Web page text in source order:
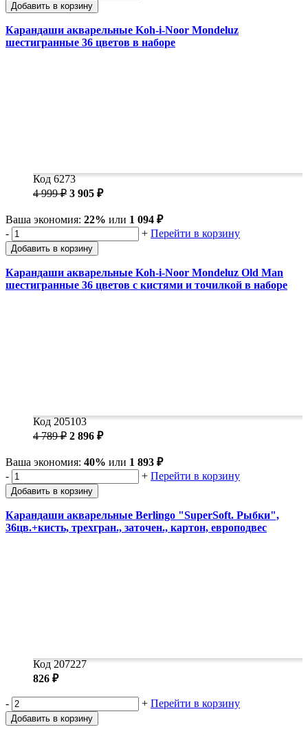
Добавить в корзину
Карандаши акварельные Koh-i-Noor Mondeluz
шестигранные 36 цветов в наборе
Код 6273
4 999 ₽ 3 905 ₽
Ваша экономия: 22% или 1 094 ₽
-
+ Перейти в корзину
Добавить в корзину
Карандаши акварельные Koh-i-Noor Mondeluz Old Man
шестигранные 36 цветов с кистями и точилкой в наборе
Код 205103
4 789 ₽ 2 896 ₽
Ваша экономия: 40% или 1 893 ₽
-
+ Перейти в корзину
Добавить в корзину
Карандаши акварельные Berlingo "SuperSoft. Рыбки",
36цв.+кисть, трехгран., заточен., картон, европодвес
Код 207227
826 ₽
- + Перейти в корзину
Добавить в корзину